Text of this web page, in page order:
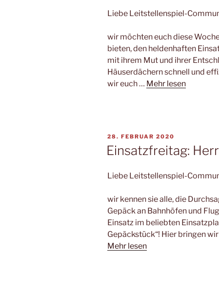
Liebe Leitstellenspiel-
wir möchten euch diese
bieten, den heldenhaften
mit ihrem Mut und ihrer
Häuserdächern schnell und
wir euch … Mehr lesen
VERÖFFENTLICHT
28. FEBRUAR 2020
Einsatzfreitag:
Liebe Leitstellenspiel-
wir kennen sie alle, die
Gepäck an Bahnhöfen und
Einsatz im beliebten
Gepäckstück“! Hier bringen
Mehr lesen